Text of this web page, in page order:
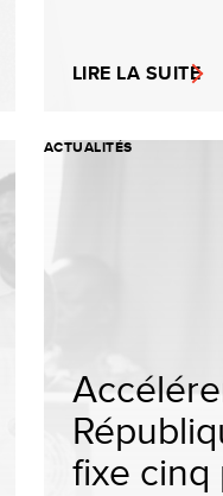
LIRE LA SUITE
ACTUALITÉS
fixe cinq